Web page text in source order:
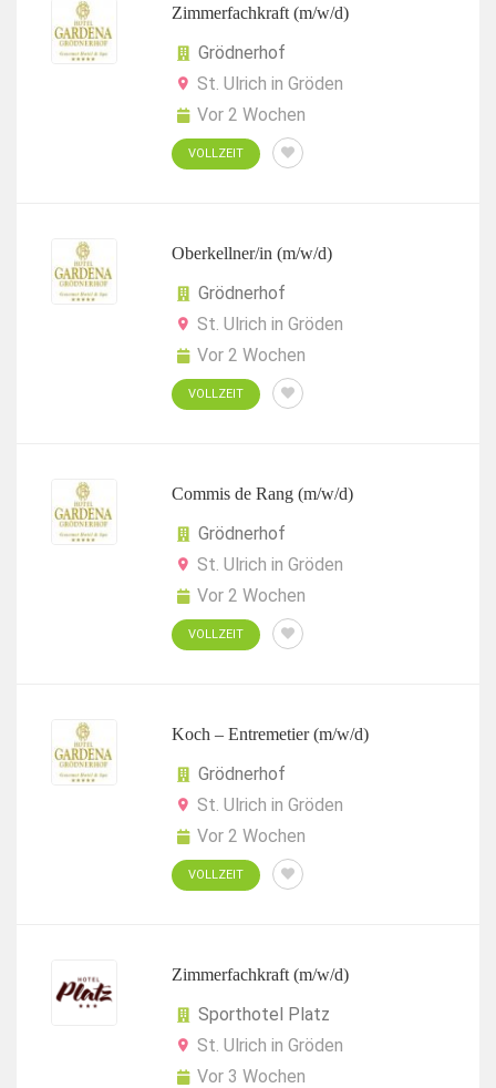
Zimmerfachkraft (m/w/d)
Grödnerhof
St. Ulrich in Gröden
Vor 2 Wochen
VOLLZEIT
Oberkellner/in (m/w/d)
Grödnerhof
St. Ulrich in Gröden
Vor 2 Wochen
VOLLZEIT
Commis de Rang (m/w/d)
Grödnerhof
St. Ulrich in Gröden
Vor 2 Wochen
VOLLZEIT
Koch – Entremetier (m/w/d)
Grödnerhof
St. Ulrich in Gröden
Vor 2 Wochen
VOLLZEIT
Zimmerfachkraft (m/w/d)
Sporthotel Platz
St. Ulrich in Gröden
Vor 3 Wochen